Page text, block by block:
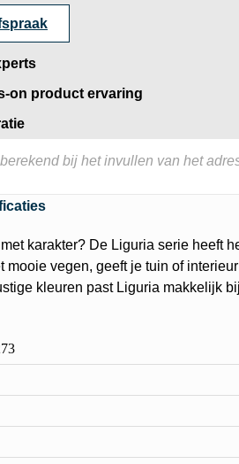
on product ervaring
bij het invullen van het
karakter? De Liguria serie heeft
mooie vegen, geeft je tuin of
kleuren past Liguria makkelijk